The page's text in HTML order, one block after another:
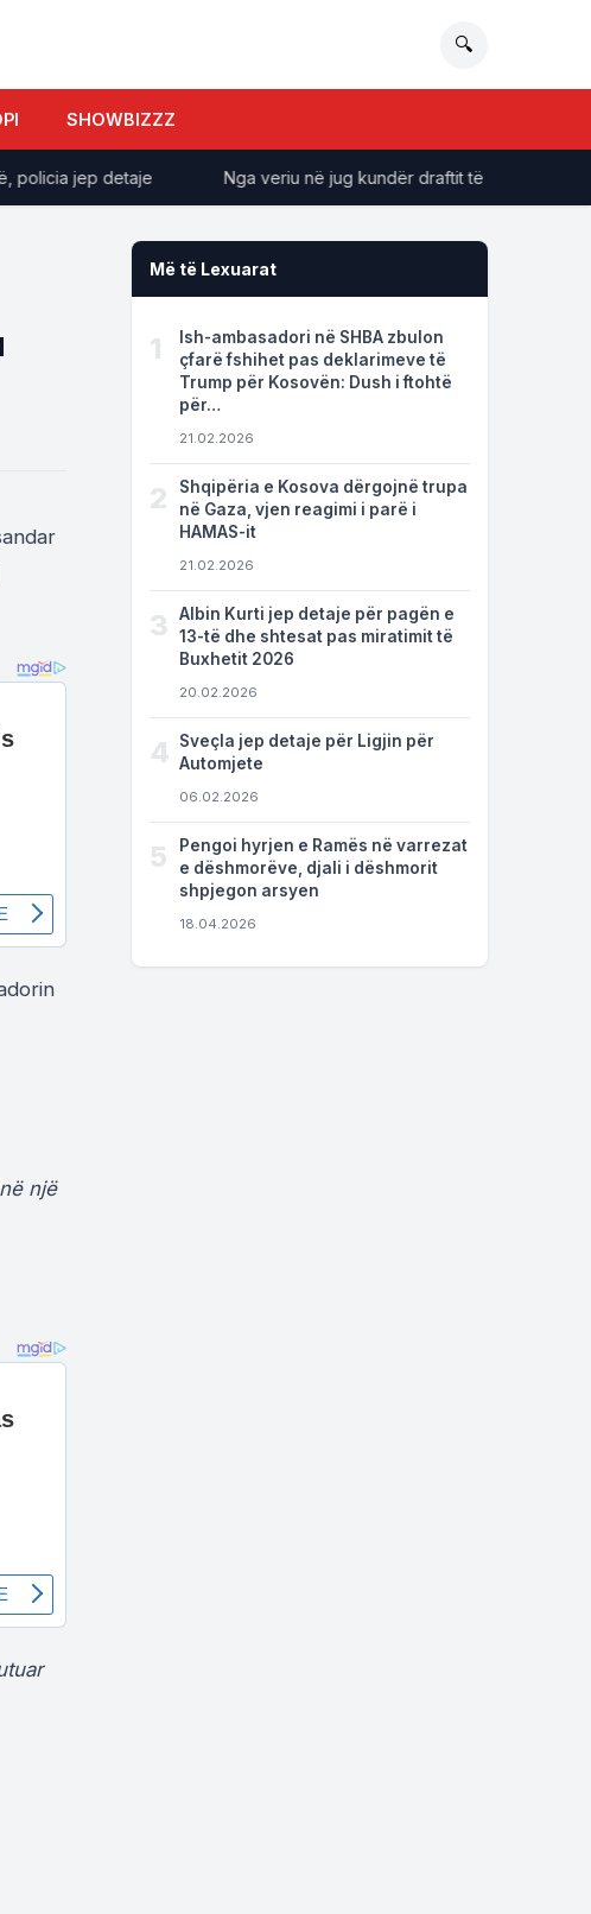
🔍
SHOWBIZZZ
jep detaje Nga veriu në jug kundër draftit të PS për
një
Më të Lexuarat
1
Ish-ambasadori në SHBA zbulon
çfarë fshihet pas deklarimeve të
Trump për Kosovën: Dush i ftohtë
për…
21.02.2026
2
Shqipëria e Kosova dërgojnë trupa
në Gaza, vjen reagimi i parë i
HAMAS-it
21.02.2026
3
Albin Kurti jep detaje për pagën e
13-të dhe shtesat pas miratimit të
Buxhetit 2026
20.02.2026
4
Sveçla jep detaje për Ligjin për
Automjete
06.02.2026
5
Pengoi hyrjen e Ramës në varrezat
e dëshmorëve, djali i dëshmorit
shpjegon arsyen
18.04.2026